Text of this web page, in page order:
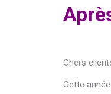
Chers
Cette